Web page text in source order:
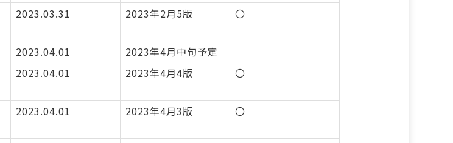
2023.03.31 2023年2月5版 〇
2023.04.01
2023年4月中旬予定
2023.04.01 2023年4月4版 〇
2023.04.01 2023年4月3版 〇